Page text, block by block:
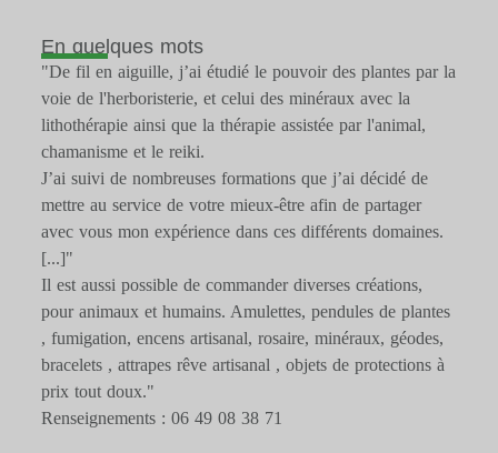
En quelques mots
"De fil en aiguille, j’ai étudié le pouvoir des plantes par la
voie de l'herboristerie, et celui des minéraux avec la
lithothérapie ainsi que la thérapie assistée par l'animal,
chamanisme et le reiki.
J’ai suivi de nombreuses formations que j’ai décidé de
mettre au service de votre mieux-être afin de partager
avec vous mon expérience dans ces différents domaines.
[...]"
Il est aussi possible de commander diverses créations,
pour animaux et humains. Amulettes, pendules de plantes
, fumigation, encens artisanal, rosaire, minéraux, géodes,
bracelets , attrapes rêve artisanal , objets de protections à
prix tout doux."
Renseignements : 06 49 08 38 71